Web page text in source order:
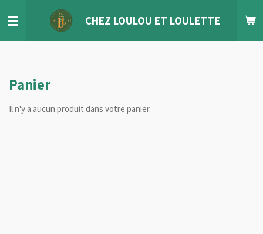
au
CHEZ LOULOU ET LOULETTE
Panier
Il n'y a aucun produit dans votre panier.